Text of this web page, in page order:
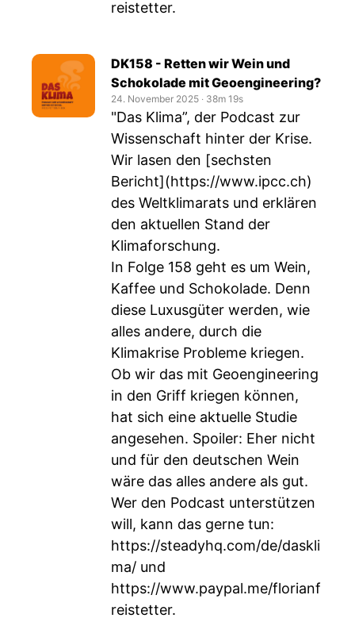
reistetter.
DK158 - Retten wir Wein und
Schokolade mit Geoengineering?
24. November 2025 ‧ 38m 19s
"Das Klima”, der Podcast zur
Wissenschaft hinter der Krise.
Wir lasen den [sechsten
Bericht](https://www.ipcc.ch)
des Weltklimarats und erklären
den aktuellen Stand der
Klimaforschung.
In Folge 158 geht es um Wein,
Kaffee und Schokolade. Denn
diese Luxusgüter werden, wie
alles andere, durch die
Klimakrise Probleme kriegen.
Ob wir das mit Geoengineering
in den Griff kriegen können,
hat sich eine aktuelle Studie
angesehen. Spoiler: Eher nicht
und für den deutschen Wein
wäre das alles andere als gut.
Wer den Podcast unterstützen
will, kann das gerne tun:
https://steadyhq.com/de/daskli
ma/ und
https://www.paypal.me/florianf
reistetter.